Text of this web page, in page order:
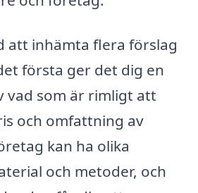
att inhämta flera förslag
första ger det dig en
vad som är rimligt att
och omfattning av
kan ha olika
och metoder, och